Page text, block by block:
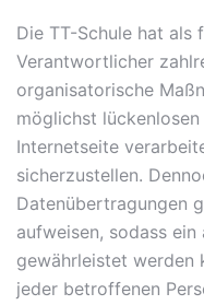
Die TT-Schule hat als
Verantwortlicher
organisatorische
möglichst
Internetseite
sicherzustellen.
Datenübertragungen
aufweisen, sodass
gewährleistet werden
jeder betroffenen